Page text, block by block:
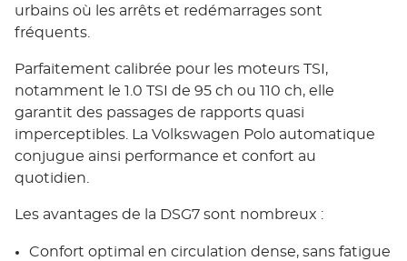
urbains où les arrêts et redémarrages sont
fréquents.
Parfaitement calibrée pour les moteurs TSI,
notamment le 1.0 TSI de 95 ch ou 110 ch, elle
garantit des passages de rapports quasi
imperceptibles. La Volkswagen Polo automatique
conjugue ainsi performance et confort au
quotidien.
Les avantages de la DSG7 sont nombreux :
Confort optimal en circulation dense, sans fatigue